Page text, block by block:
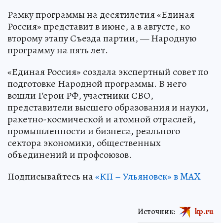
Рамку программы на десятилетия «Единая
Россия» представит в июне, а в августе, ко
второму этапу Съезда партии, — Народную
программу на пять лет.
«Единая Россия» создала экспертный совет по
подготовке Народной программы. В него
вошли Герои РФ, участники СВО,
представители высшего образования и науки,
ракетно-космической и атомной отраслей,
промышленности и бизнеса, реального
сектора экономики, общественных
объединений и профсоюзов.
Подписывайтесь на«КП – Ульяновск» в MAX
Источник: kp.ru